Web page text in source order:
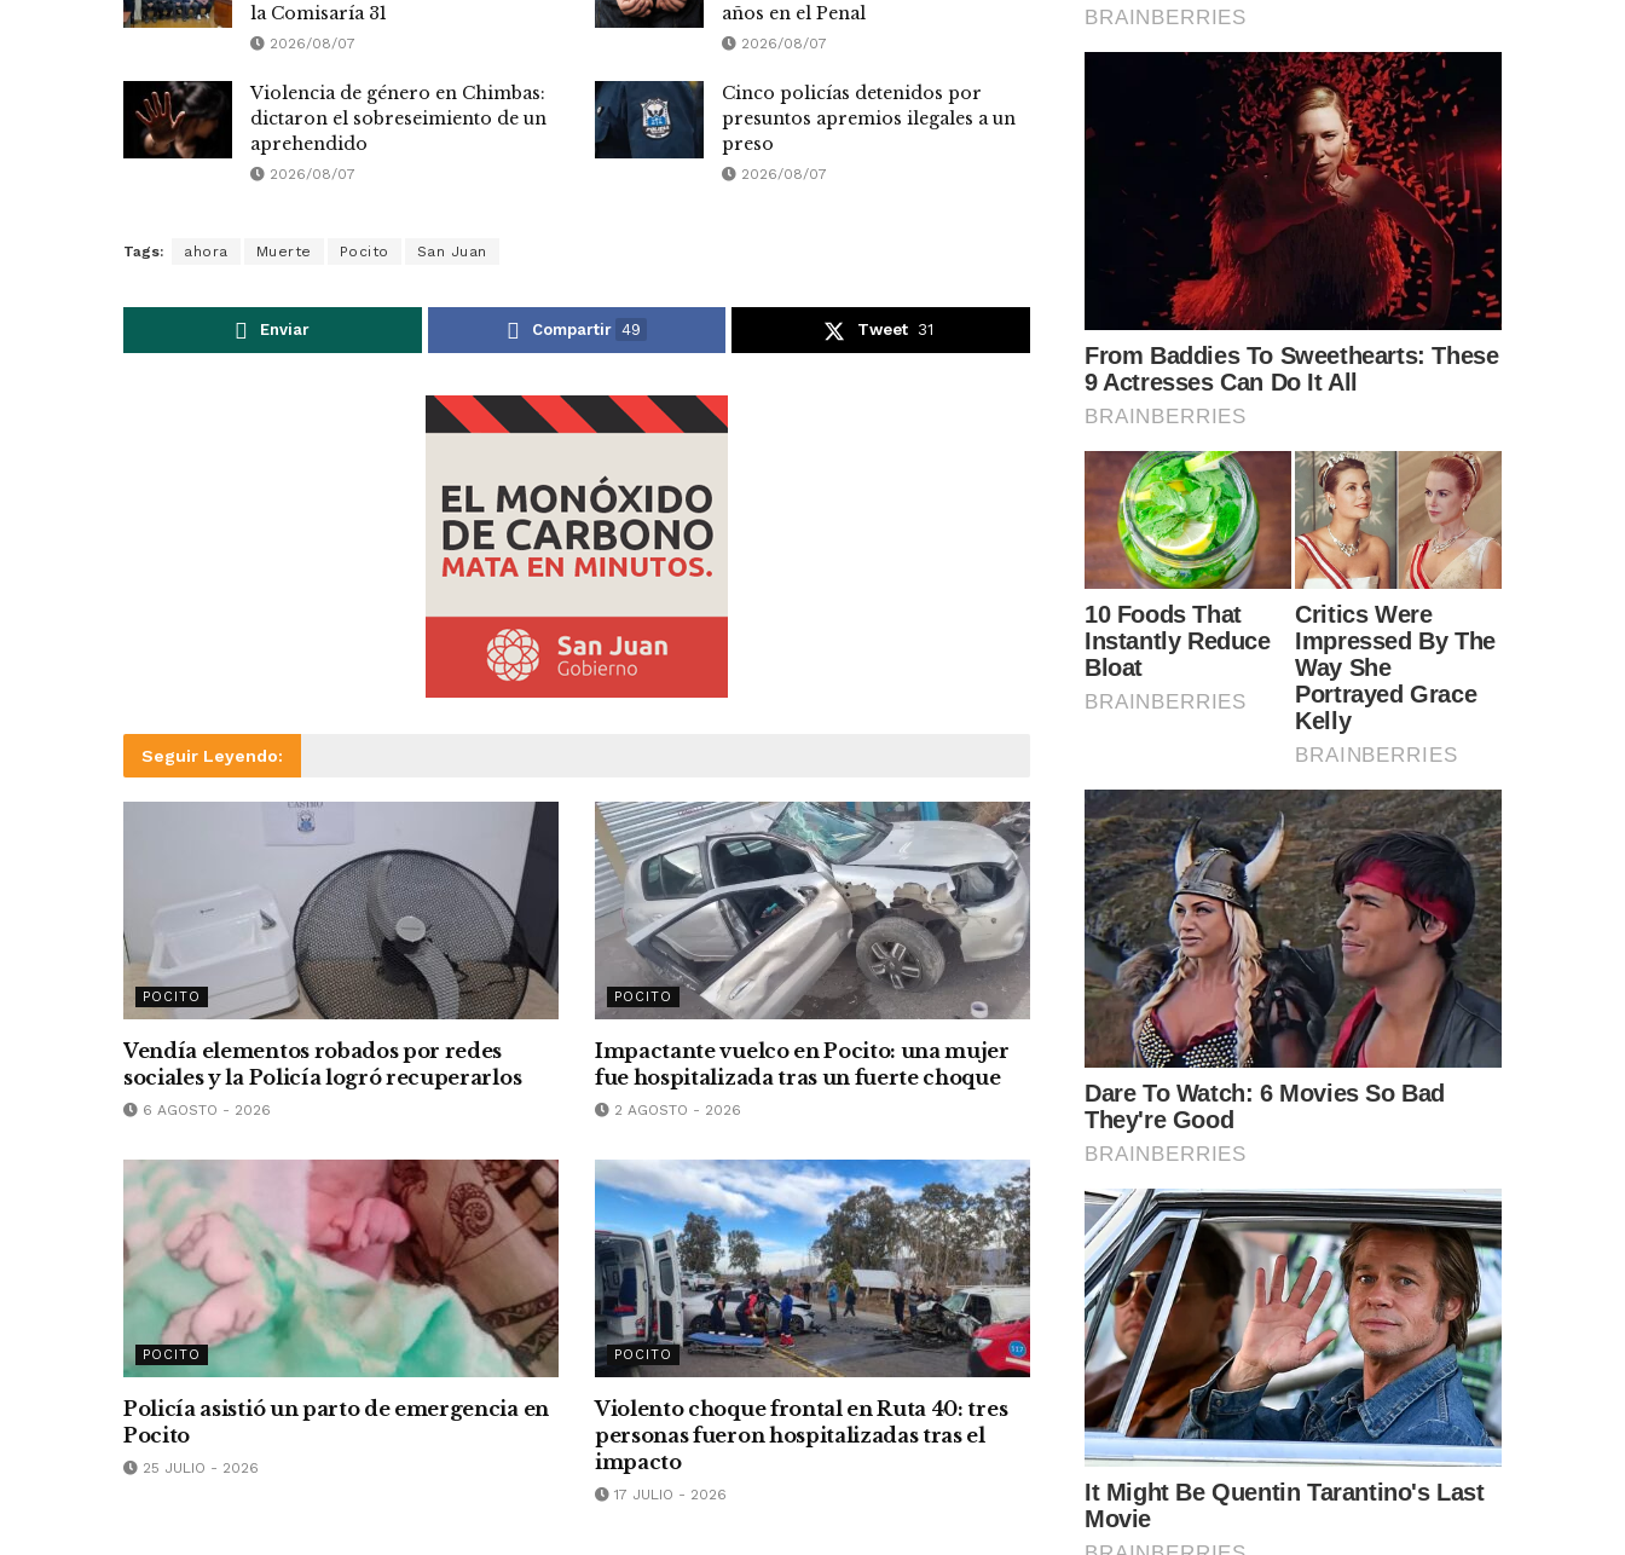
la Comisaría 31
2026/08/07
años en el Penal
2026/08/07
Violencia de género en Chimbas:
dictaron el sobreseimiento de un
aprehendido
2026/08/07
Cinco policías detenidos por
presuntos apremios ilegales a un
preso
2026/08/07
Tags: ahora Muerte Pocito San Juan
Enviar Compartir 49 Tweet 31
Seguir Leyendo:
POCITO
Vendía elementos robados por redes
sociales y la Policía logró recuperarlos
6 AGOSTO - 2026
POCITO
Impactante vuelco en Pocito: una mujer
fue hospitalizada tras un fuerte choque
2 AGOSTO - 2026
POCITO
Policía asistió un parto de emergencia en
Pocito
25 JULIO - 2026
POCITO
Violento choque frontal en Ruta 40: tres
personas fueron hospitalizadas tras el
impacto
17 JULIO - 2026